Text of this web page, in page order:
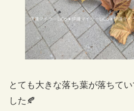
とても大きな落ち葉が落ちて
した🍂